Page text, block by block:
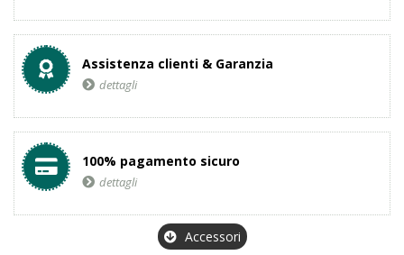
Assistenza clienti & Garanzia
dettagli
100% pagamento sicuro
dettagli
Accessori